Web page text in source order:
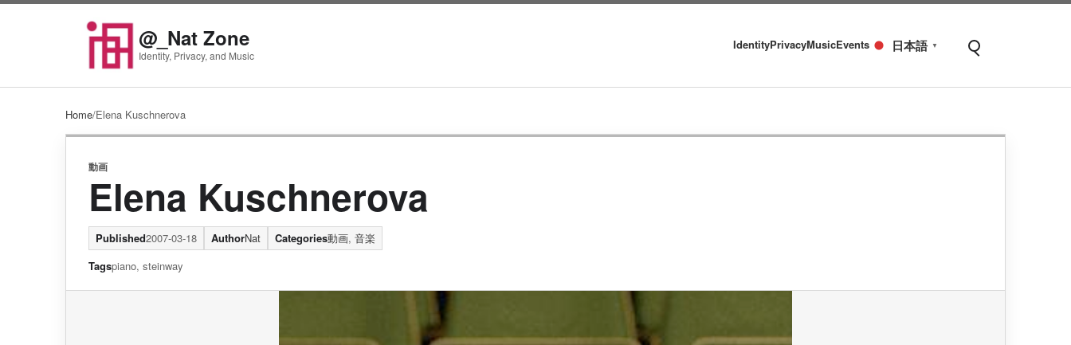
Skip to content
@_Nat Zone
Identity, Privacy, and Music Open search
IdentityPrivacyMusicEvents 日本語 ▼
Home/Elena Kuschnerova
動画
Elena Kuschnerova
Published2007-03-18 AuthorNat Categories動画, 音楽
Tagspiano, steinway